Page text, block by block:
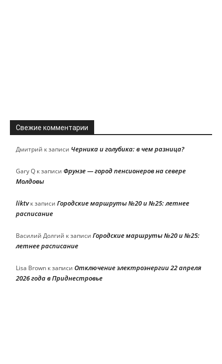
Свежие комментарии
Дмитрий к записи Черника и голубика: в чем разница?
Gary Q к записи Фрунзе — город пенсионеров на севере
Молдовы
liktvк записи Городские маршруты №20 и №25: летнее
расписание
Василий Долгий к записи Городские маршруты №20 и №25:
летнее расписание
Lisa Brown к записи Отключение электроэнергии 22 апреля
2026 года в Приднестровье